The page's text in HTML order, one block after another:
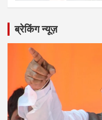
ब्रेकिंग न्यूज़